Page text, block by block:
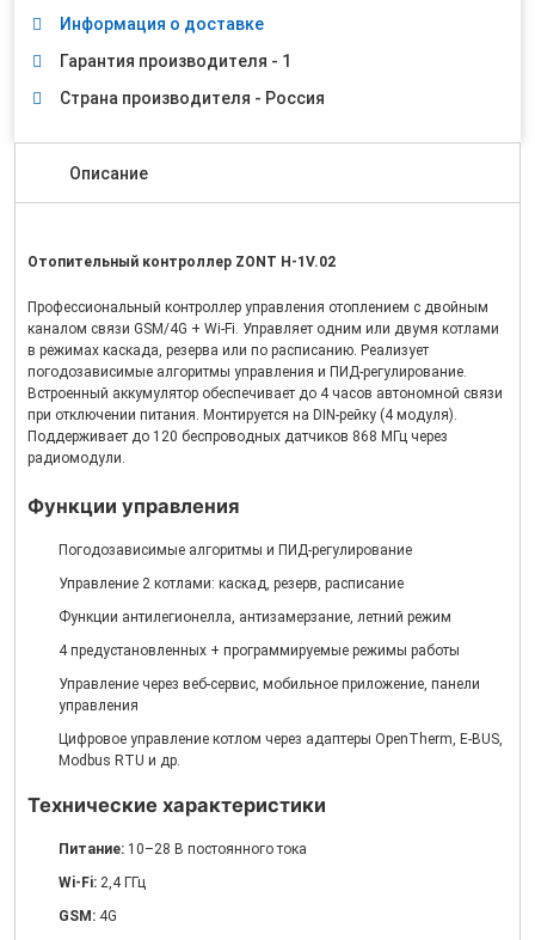
Информация о доставке
Гарантия производителя - 1
Страна производителя - Россия
Описание
Отопительный контроллер ZONT H-1V.02
Профессиональный контроллер управления отоплением с двойным
каналом связи GSM/4G + Wi-Fi. Управляет одним или двумя котлами
в режимах каскада, резерва или по расписанию. Реализует
погодозависимые алгоритмы управления и ПИД-регулирование.
Встроенный аккумулятор обеспечивает до 4 часов автономной связи
при отключении питания. Монтируется на DIN-рейку (4 модуля).
Поддерживает до 120 беспроводных датчиков 868 МГц через
радиомодули.
Функции управления
Погодозависимые алгоритмы и ПИД-регулирование
Управление 2 котлами: каскад, резерв, расписание
Функции антилегионелла, антизамерзание, летний режим
4 предустановленных + программируемые режимы работы
Управление через веб-сервис, мобильное приложение, панели
управления
Цифровое управление котлом через адаптеры OpenTherm, E-BUS,
Modbus RTU и др.
Технические характеристики
Питание: 10–28 В постоянного тока
Wi-Fi: 2,4 ГГц
GSM: 4G